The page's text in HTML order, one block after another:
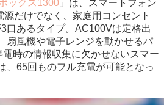
ックス1300 」は、スマートフォン
だけでなく、家庭用コンセント
口あるタイプ。AC100Vは定格出
扇風機や電子レンジを動かせるパ
時の情報収集に欠かせないスマー
、65回ものフル充電が可能となっ